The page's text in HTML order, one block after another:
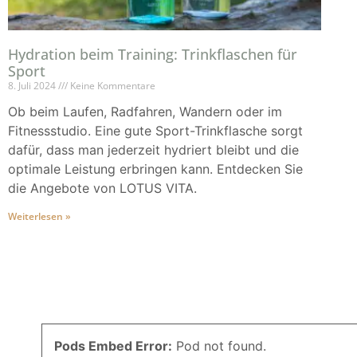
Hydration beim Training: Trinkflaschen für
Sport
8. Juli 2024 Keine Kommentare
Ob beim Laufen, Radfahren, Wandern oder im
Fitnessstudio. Eine gute Sport-Trinkflasche sorgt
dafür, dass man jederzeit hydriert bleibt und die
optimale Leistung erbringen kann. Entdecken Sie
die Angebote von LOTUS VITA.
Weiterlesen »
Pods Embed Error: Pod not found.